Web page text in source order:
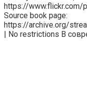
https://www.flickr.com/
Source book page:
https://archive.org/
| No restrictions В